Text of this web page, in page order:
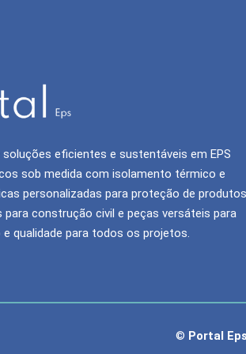
eficientes e sustentáveis em EPS
sob medida com isolamento térmico e
personalizadas para proteção de
construção civil e peças versáteis para
qualidade para todos os projetos.
© Portal